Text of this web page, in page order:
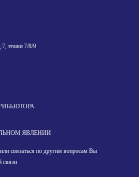
этажи 7/8/9
ЯВЛЕНИИ
или связаться по другим вопросам Вы
связи